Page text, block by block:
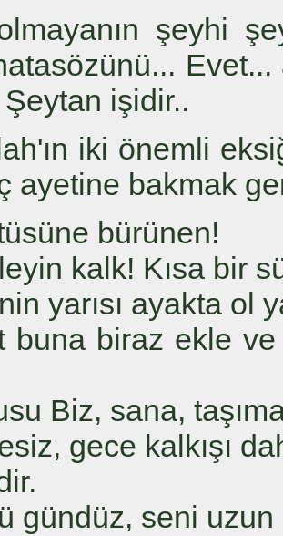
şeyhi
işidir..
iki önemli
ayetine bakmak
bürünen!
kalk! Kısa bir
yarısı ayakta ol
buna biraz ekle ve
Biz, sana,
gece kalkışı
gündüz, seni uzun